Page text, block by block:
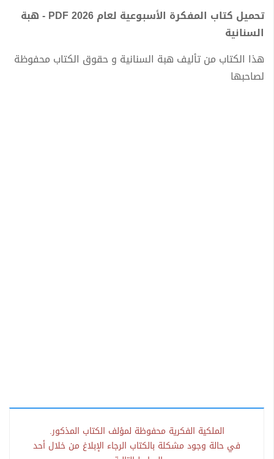
تحميل كتاب المفكرة الأسبوعية لعام 2026 PDF - هبة
السنانية
هذا الكتاب من تأليف هبة السنانية و حقوق الكتاب محفوظة
لصاحبها
الملكية الفكرية محفوظة لمؤلف الكتاب المذكور.
في حالة وجود مشكلة بالكتاب الرجاء الإبلاغ من خلال أحد